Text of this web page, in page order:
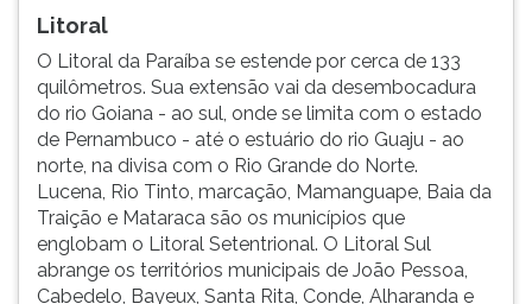
Litoral
O Litoral da Paraíba se estende por cerca de 133
quilômetros. Sua extensão vai da desembocadura
do rio Goiana - ao sul, onde se limita com o estado
de Pernambuco - até o estuário do rio Guaju - ao
norte, na divisa com o Rio Grande do Norte.
Lucena, Rio Tinto, marcação, Mamanguape, Baia da
Traição e Mataraca são os municípios que
englobam o Litoral Setentrional. O Litoral Sul
abrange os territórios municipais de João Pessoa,
Cabedelo, Bayeux, Santa Rita, Conde, Alharanda e